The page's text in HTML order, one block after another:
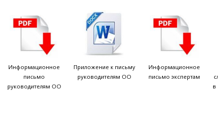
Информационное
письмо
руководителям ОО
Приложение к письму
руководителям ОО
Информационное
письмо экспертам
в